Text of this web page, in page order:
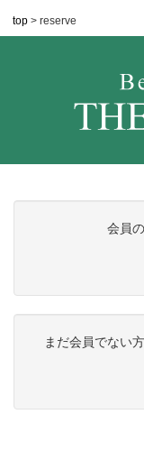
top > reserve
会員
まだ会員でない